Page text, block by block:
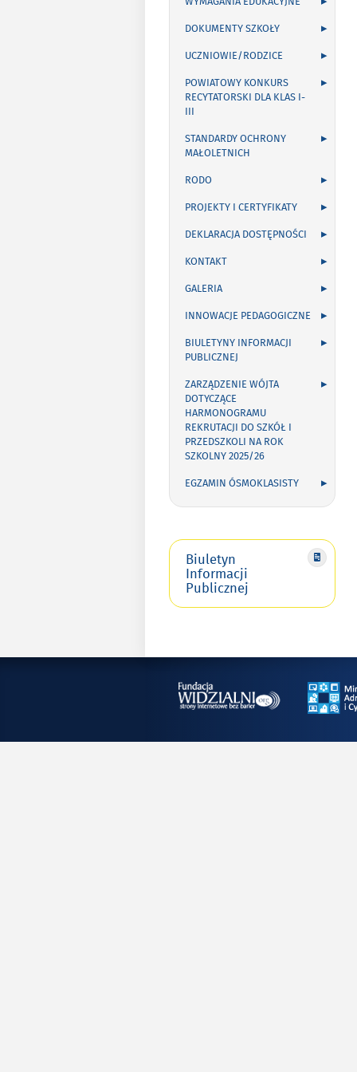
DOKUMENTY SZKOŁY
UCZNIOWIE/RODZICE
POWIATOWY KONKURS
RECYTATORSKI DLA KLAS I-
III
STANDARDY OCHRONY
MAŁOLETNICH
RODO
PROJEKTY I CERTYFIKATY
DEKLARACJA DOSTĘPNOŚCI
KONTAKT
GALERIA
INNOWACJE PEDAGOGICZNE
BIULETYNY INFORMACJI
PUBLICZNEJ
ZARZĄDZENIE WÓJTA
DOTYCZĄCE
HARMONOGRAMU
REKRUTACJI DO SZKÓŁ I
PRZEDSZKOLI NA ROK
SZKOLNY 2025/26
EGZAMIN ÓSMOKLASISTY
Biuletyn
Informacji
Publicznej